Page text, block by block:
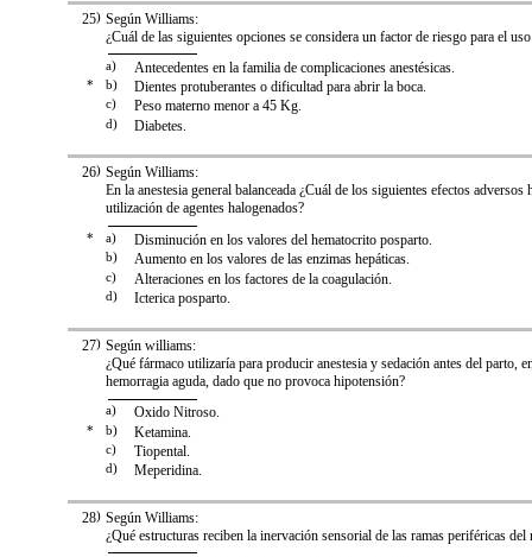
)
25 Según Williams:
¿Cuál de las siguientes opciones se considera un factor de riesgo para el uso
a) Antecedentes en la familia de complicaciones anestésicas.
* b) Dientes protuberantes o dificultad para abrir la boca.
c) Peso materno menor a 45 Kg.
d) Diabetes.
)
26 Según Williams:
En la anestesia general balanceada ¿Cuál de los siguientes efectos adversos
utilización de agentes halogenados?
* a) Disminución en los valores del hematocrito posparto.
b) Aumento en los valores de las enzimas hepáticas.
c) Alteraciones en los factores de la coagulación.
d) Icterica posparto.
)
27 Según williams:
¿Qué fármaco utilizaría para producir anestesia y sedación antes del parto,
hemorragia aguda, dado que no provoca hipotensión?
a) Oxido Nitroso.
* b) Ketamina.
c) Tiopental.
d) Meperidina.
)
28 Según Williams:
¿Qué estructuras reciben la inervación sensorial de las ramas periféricas del